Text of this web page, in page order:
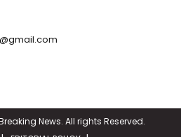
News. All rights Reserved.